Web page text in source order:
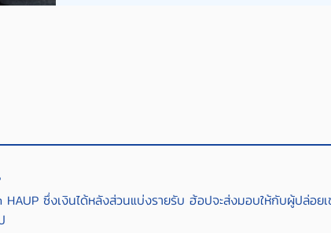
ซึ่งเงินได้หลังส่วนแบ่งรายรับ ฮ้อปจะส่งมอบให้กับผู้ปล่อยเ